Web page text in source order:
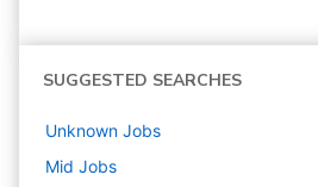
SUGGESTED SEARCHES
Unknown Jobs
Mid Jobs